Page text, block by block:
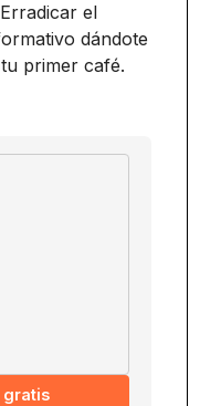
Erradicar el
dándote
primer café.
gratis